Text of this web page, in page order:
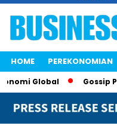
HOME PEREKONOMIAN
Global Gossip